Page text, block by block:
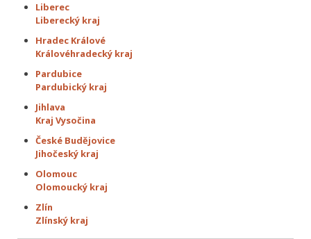
Liberec
Liberecký kraj
Hradec Králové
Královéhradecký kraj
Pardubice
Pardubický kraj
Jihlava
Kraj Vysočina
České Budějovice
Jihočeský kraj
Olomouc
Olomoucký kraj
Zlín
Zlínský kraj